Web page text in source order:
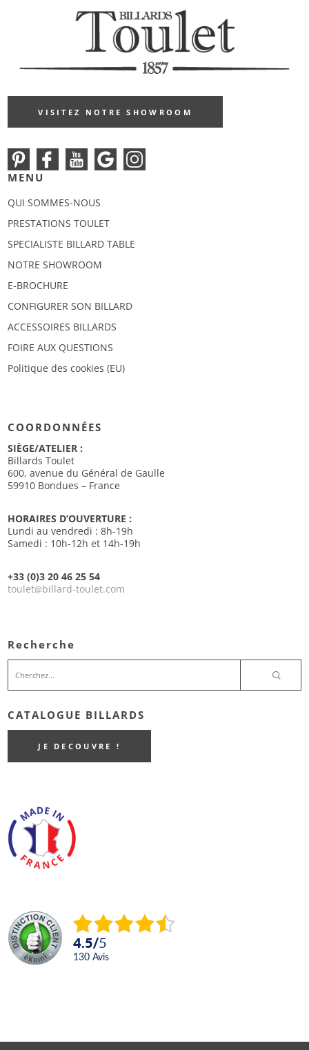
VISITEZ NOTRE SHOWROOM
MENU
QUI SOMMES-NOUS
PRESTATIONS TOULET
SPECIALISTE BILLARD TABLE
NOTRE SHOWROOM
E-BROCHURE
CONFIGURER SON BILLARD
ACCESSOIRES BILLARDS
FOIRE AUX QUESTIONS
Politique des cookies (EU)
COORDONNÉES
SIÈGE/ATELIER :
Billards Toulet
600, avenue du Général de Gaulle
59910 Bondues – France
HORAIRES D’OUVERTURE :
Lundi au vendredi : 8h-19h
Samedi : 10h-12h et 14h-19h
+33 (0)3 20 46 25 54
toulet@billard-toulet.com
Recherche
CATALOGUE BILLARDS
JE DECOUVRE !
4.5/5
130 avis